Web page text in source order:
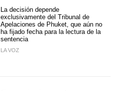
La decisión depende
exclusivamente del Tribunal de
Apelaciones de Phuket, que aún no
ha fijado fecha para la lectura de la
sentencia
LA VOZ